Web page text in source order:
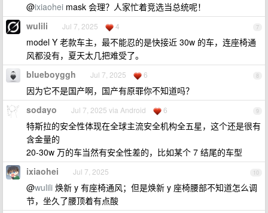
@ixiaohei mask 会理？人家忙着竞选当总统呢！
7
wulili Jul 7, 2025 4
model Y 老款车主，最不能忍的是快接近 30w 的车，连座椅通
风都没有，夏天太几把难受了。
8
blueboyggh Jul 7, 2025 6
因为它不是国产啊，国产有原罪你不知道吗？
9
sodayo Jul 7, 2025 via Android 6
特斯拉的安全性体现在全球主流安全机构全五星，这个还是很有
含金量的
20-30w 万的车当然有安全性差的，比如某个 7 结尾的车型
10
ixiaohei Jul 7, 2025
@wulili 焕新 y 有座椅通风；但是焕新 y 座椅腰部不知道怎么调
节，坐久了腰顶着有点酸